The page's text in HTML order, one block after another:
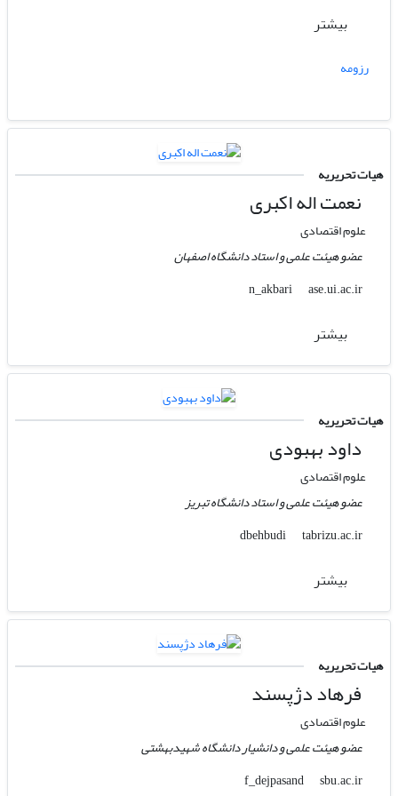
بیشتر
رزومه
هیات تحریریه
نعمت اله اکبری
علوم اقتصادی
عضو هیئت علمی و استاد دانشگاه اصفهان
n_akbari
ase.ui.ac.ir
بیشتر
هیات تحریریه
داود بهبودی
علوم اقتصادی
عضو هیئت علمی و استاد دانشگاه تبریز
dbehbudi
tabrizu.ac.ir
بیشتر
هیات تحریریه
فرهاد دژپسند
علوم اقتصادی
عضو هیئت علمی و دانشیار دانشگاه شهیدبهشتی
f_dejpasand
sbu.ac.ir